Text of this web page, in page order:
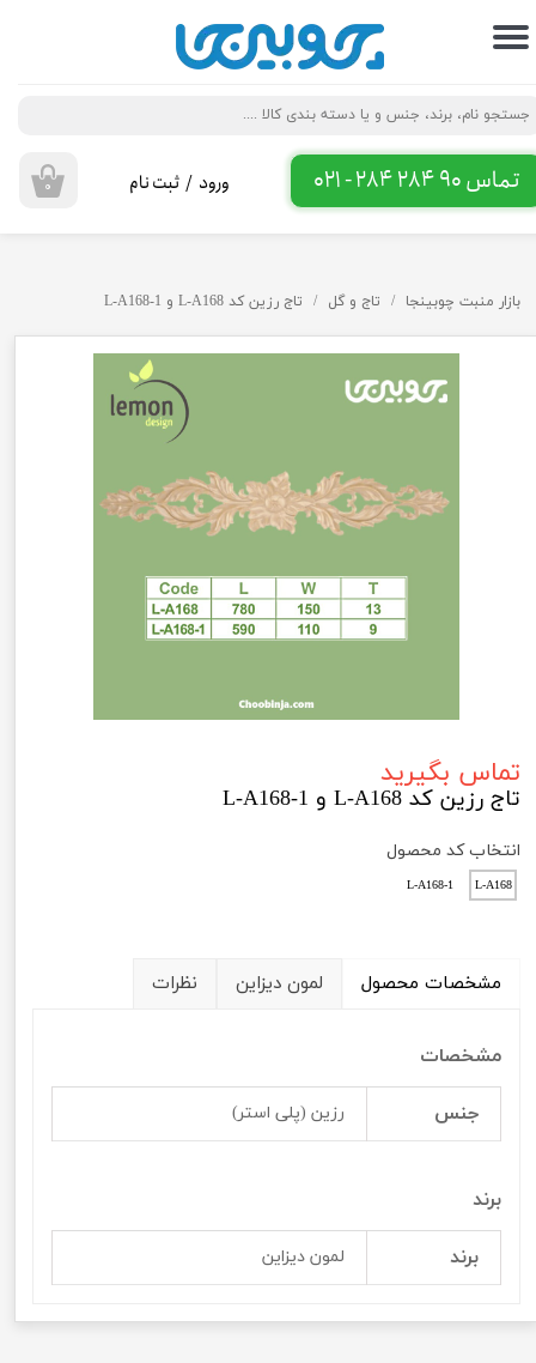
تماس 90 284 284 - 021 ۰ ورود / ثبت نام
حساب کاربری من
تغییر گذر واژه
سفارشات
خروج از حساب کاربری
بازار منبت چوبینجا تاج و گل تاج رزین کد L-A168 و L-A168-1
تاج رزین کد L-A168 و L-A168-1
تماس بگیرید
انتخاب کد محصول
L-A168
L-A168-1
مشخصات محصول لمون دیزاین نظرات
مشخصات
جنس رزین (پلی استر)
برند
برند لمون دیزاین